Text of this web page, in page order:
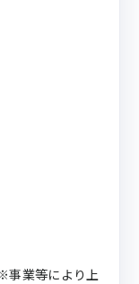
事業等により上